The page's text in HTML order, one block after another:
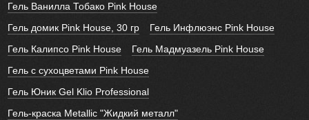
Гель Ванилла Тобако Pink House
Гель домик Pink House, 30 гр
Гель Инфлюэнс Pink House
Гель Калипсо Pink House
Гель Мадмуазель Pink House
Гель с сухоцветами Pink House
Гель Юник Gel Klio Professional
Гель-краска Metallic "Жидкий металл"